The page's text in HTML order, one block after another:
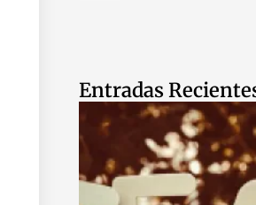
Entradas